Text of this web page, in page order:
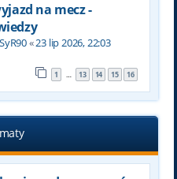
na mecz -
SyR90«23 lip 2026, 22:03
1 … 13 14 15 16